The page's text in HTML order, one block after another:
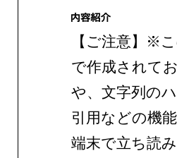
【ご注意】※
で作成されて
や、文字列の
引用などの機
端末で立ち読